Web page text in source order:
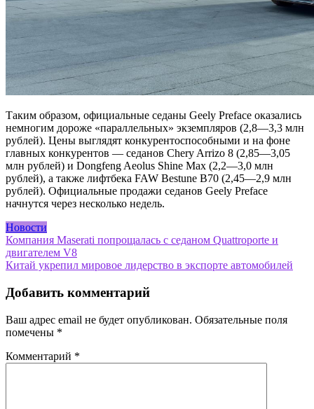
Таким образом, официальные седаны Geely Preface оказались
немногим дороже «параллельных» экземпляров (2,8—3,3 млн
рублей). Цены выглядят конкурентоспособными и на фоне
главных конкурентов — седанов Chery Arrizo 8 (2,85—3,05
млн рублей) и Dongfeng Aeolus Shine Max (2,2—3,0 млн
рублей), а также лифтбека FAW Bestune B70 (2,45—2,9 млн
рублей). Официальные продажи седанов Geely Preface
начнутся через несколько недель.
Новости
Навигация
по
Компания Maserati попрощалась с седаном Quattroporte и
двигателем V8
Китай укрепил мировое лидерство в экспорте автомобилей
Добавить комментарий
Ваш адрес email не будет опубликован. Обязательные поля
помечены *
Комментарий *